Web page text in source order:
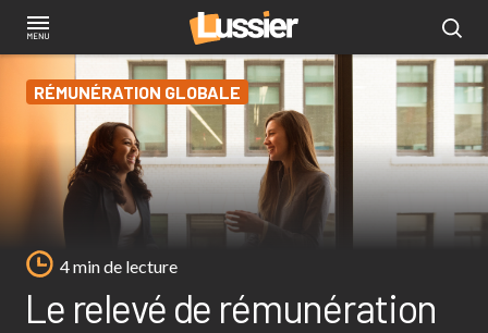
Aller
principal
RÉMUNÉRATION GLOBALE
4 min de lecture
Le relevé de rémunération